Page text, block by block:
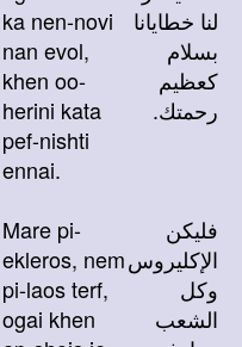
ka nen-novi
nan evol,
khen oo-
herini kata
pef-nishti
ennai.
لنا خطايانا
بسلام
كعظيم
رحمتك.
Mare pi-
ekleros, nem
pi-laos terf,
ogai khen
فليكن
الإكليروس
وكل
الشعب